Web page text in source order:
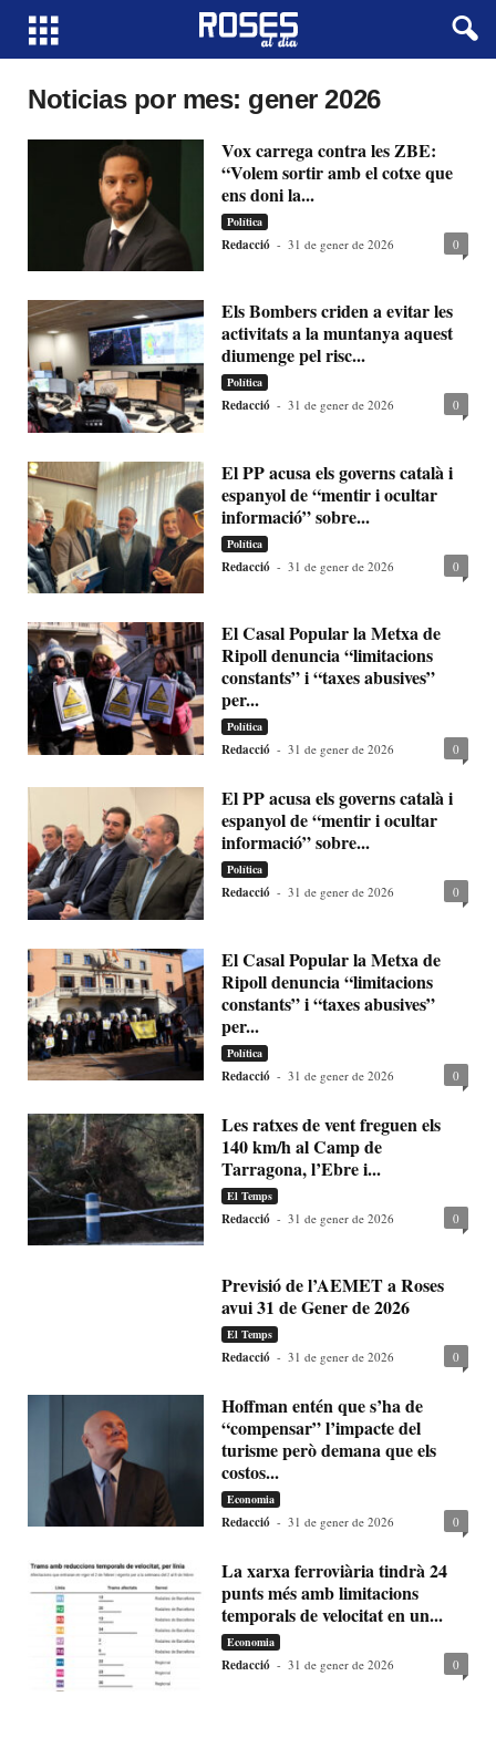
Noticias por mes: gener 2026
Vox carrega contra les ZBE:
“Volem sortir amb el cotxe que
ens doni la...
Política
Redacció - 31 de gener de 2026 0
Els Bombers criden a evitar les
activitats a la muntanya aquest
diumenge pel risc...
Política
Redacció - 31 de gener de 2026 0
El PP acusa els governs català i
espanyol de “mentir i ocultar
informació” sobre...
Política
Redacció - 31 de gener de 2026 0
El Casal Popular la Metxa de
Ripoll denuncia “limitacions
constants” i “taxes abusives”
per...
Política
Redacció - 31 de gener de 2026 0
El PP acusa els governs català i
espanyol de “mentir i ocultar
informació” sobre...
Política
Redacció - 31 de gener de 2026 0
El Casal Popular la Metxa de
Ripoll denuncia “limitacions
constants” i “taxes abusives”
per...
Política
Redacció - 31 de gener de 2026 0
Les ratxes de vent freguen els
140 km/h al Camp de
Tarragona, l’Ebre i...
El Temps
Redacció - 31 de gener de 2026 0
Previsió de l’AEMET a Roses
avui 31 de Gener de 2026
El Temps
Redacció - 31 de gener de 2026 0
Hoffman entén que s’ha de
“compensar” l’impacte del
turisme però demana que els
costos...
Economia
Redacció - 31 de gener de 2026 0
La xarxa ferroviària tindrà 24
punts més amb limitacions
temporals de velocitat en un...
Economia
Redacció - 31 de gener de 2026 0